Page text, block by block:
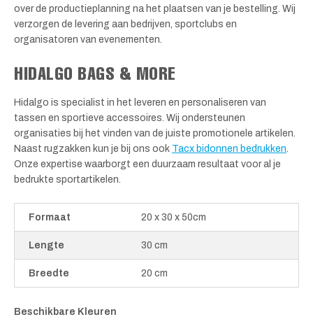
over de productieplanning na het plaatsen van je bestelling. Wij
verzorgen de levering aan bedrijven, sportclubs en
organisatoren van evenementen.
HIDALGO BAGS & MORE
Hidalgo is specialist in het leveren en personaliseren van
tassen en sportieve accessoires. Wij ondersteunen
organisaties bij het vinden van de juiste promotionele artikelen.
Naast rugzakken kun je bij ons ook Tacx bidonnen bedrukken
Onze expertise waarborgt een duurzaam resultaat voor al je
bedrukte sportartikelen.
Formaat 20 x 30 x 50cm
Lengte 30 cm
Breedte 20 cm
Beschikbare Kleuren